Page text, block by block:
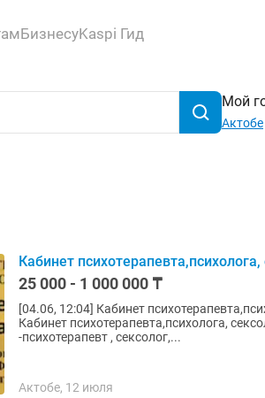
БизнесуKaspi Гид
Мой
Актобе
Кабинет
25 000 - 1 000 000 ₸
[04.06, 12:04] Кабинет
Кабинет психотерапевта,психолога,
-психотерапевт , сексолог,...
Актобе, 12 июля